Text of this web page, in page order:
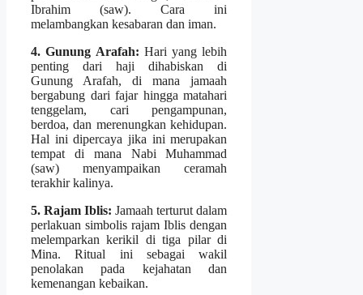
Ibrahim (saw). Cara ini
melambangkan kesabaran dan iman.
4. Gunung Arafah: Hari yang lebih
penting dari haji dihabiskan di
Gunung Arafah, di mana jamaah
bergabung dari fajar hingga matahari
tenggelam, cari pengampunan,
berdoa, dan merenungkan kehidupan.
Hal ini dipercaya jika ini merupakan
tempat di mana Nabi Muhammad
(saw) menyampaikan ceramah
terakhir kalinya.
5. Rajam Iblis: Jamaah terturut dalam
perlakuan simbolis rajam Iblis dengan
melemparkan kerikil di tiga pilar di
Mina. Ritual ini sebagai wakil
penolakan pada kejahatan dan
kemenangan kebaikan.